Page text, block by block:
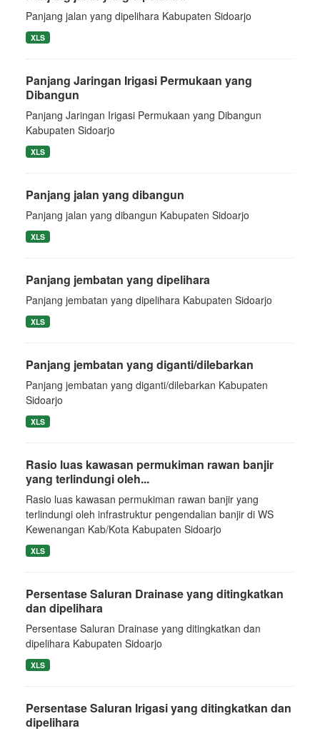
Panjang jalan yang dipelihara Kabupaten Sidoarjo
XLS
Panjang Jaringan Irigasi Permukaan yang
Dibangun
Panjang Jaringan Irigasi Permukaan yang Dibangun
Kabupaten Sidoarjo
XLS
Panjang jalan yang dibangun
Panjang jalan yang dibangun Kabupaten Sidoarjo
XLS
Panjang jembatan yang dipelihara
Panjang jembatan yang dipelihara Kabupaten Sidoarjo
XLS
Panjang jembatan yang diganti/dilebarkan
Panjang jembatan yang diganti/dilebarkan Kabupaten
Sidoarjo
XLS
Rasio luas kawasan permukiman rawan banjir
yang terlindungi oleh...
Rasio luas kawasan permukiman rawan banjir yang
terlindungi oleh infrastruktur pengendalian banjir di WS
Kewenangan Kab/Kota Kabupaten Sidoarjo
XLS
Persentase Saluran Drainase yang ditingkatkan
dan dipelihara
Persentase Saluran Drainase yang ditingkatkan dan
dipelihara Kabupaten Sidoarjo
XLS
Persentase Saluran Irigasi yang ditingkatkan dan
dipelihara